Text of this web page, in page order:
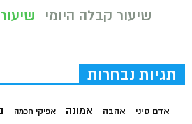
שיעור קבלה היומי
תגיות נבחרות
אדם סיני אהבה אמונה אפיקי חכמה